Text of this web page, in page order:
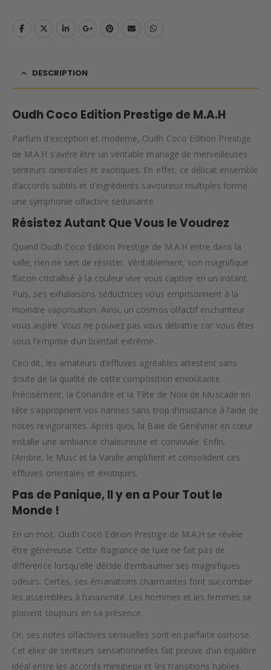
DESCRIPTION
Oudh Coco Edition Prestige de M.A.H
Parfum d’exception et moderne, Oudh Coco Edition Prestige
de M.A.H s’avère être un véritable mariage de merveilleuses
senteurs orientales et exotiques. En effet, ce délicat ensemble
d’accords subtils et d’ingrédients savoureux multiples forme
une symphonie olfactive séduisante.
Résistez Autant Que Vous le Voudrez
Quand Oudh Coco Edition Prestige de M.A.H entre dans la
salle, rien ne sert de résister. Véritablement, son magnifique
flacon cristallisé à la couleur vive vous captive en un instant.
Puis, ses exhalaisons séductrices vous emprisonnent à la
moindre vaporisation. Ainsi, un cosmos olfactif enchanteur
vous aspire. Vous ne pouvez pas vous débattre car vous êtes
sous l’emprise d’un bienfait extrême.
Ceci dit, les amateurs d’effluves agréables attestent sans
doute de la qualité de cette composition envoûtante.
Précisément, la Coriandre et la Tête de Noix de Muscade en
tête s’approprient vos narines sans trop d’insistance à l’aide de
notes revigorantes. Après quoi, la Baie de Genévrier en cœur
installe une ambiance chaleureuse et conviviale. Enfin,
l’Ambre, le Musc et la Vanille amplifient et consolident ces
effluves orientales et exotiques.
Pas de Panique, Il y en a Pour Tout le
Monde !
En un mot, Oudh Coco Edition Prestige de M.A.H se révèle
être généreuse. Cette fragrance de luxe ne fait pas de
différence lorsqu’elle décide d’embaumer ses magnifiques
odeurs. Certes, ses émanations charmantes font succomber
les assemblées à l’unanimité. Les hommes et les femmes se
plaisent toujours en sa présence.
Or, ses notes olfactives sensuelles sont en parfaite osmose.
Cet élixir de senteurs sensationnelles fait preuve d’un équilibre
idéal entre les accords minutieux et les transitions habiles.